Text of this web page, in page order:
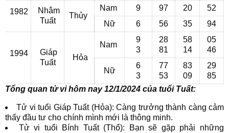
1982
Nhâm
Tuất
Thủy
Nam 9 97 20
52
Nữ
6 56 35 94
1994
Giáp
Tuất
Hỏa
Nam
9
3
28
81
58
14
05
46
Nữ
6
3
77
53
83
09
29
85
Tổng quan tử vi hôm nay 12/1/2024 của tuổi Tuất:
Tử vi tuổi Giáp Tuất (Hỏa): Càng trưởng thành càng cảm
thấy đầu tư cho chính mình mới là thông minh.
Tử vi tuổi Bính Tuất (Thổ): Bạn sẽ gặp phải những